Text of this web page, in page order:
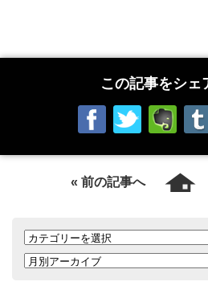
この記事をシェ
« 前の記事へ